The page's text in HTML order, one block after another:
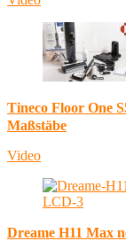
Tineco Floor One
Maßstäbe
Video
Dreame H11 Max